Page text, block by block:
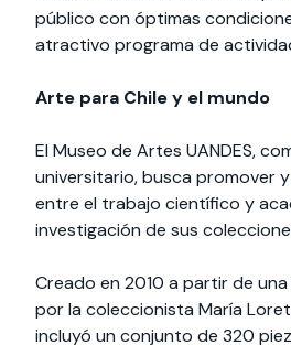
público con óptimas
atractivo programa de
Arte para Chile y el mundo
El Museo de Artes UANDES,
universitario, busca promover
entre el trabajo científico y
investigación de sus
Creado en 2010 a partir de
por la coleccionista María
incluyó un conjunto de 320